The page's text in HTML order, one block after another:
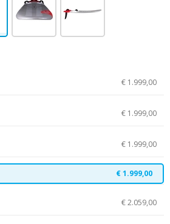
€ 1.999,00
€ 1.999,00
€ 1.999,00
€ 1.999,00
€ 2.059,00